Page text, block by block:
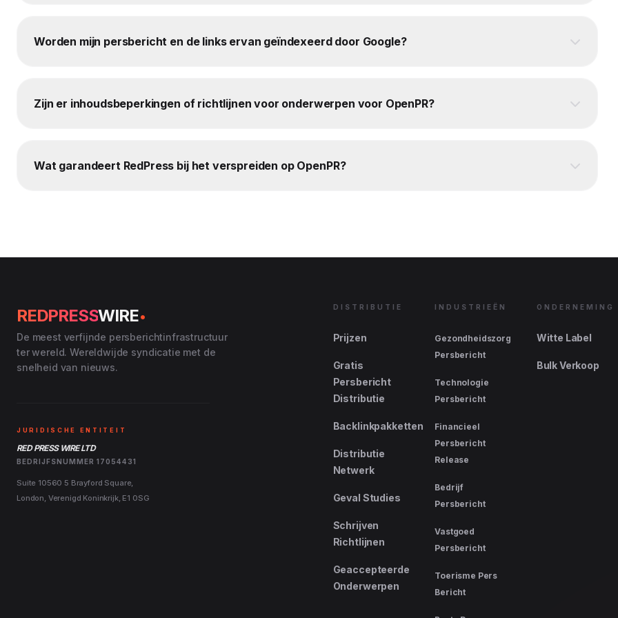
Worden mijn persbericht en de links ervan geïndexeerd door Google?
Zijn er inhoudsbeperkingen of richtlijnen voor onderwerpen voor OpenPR?
Wat garandeert RedPress bij het verspreiden op OpenPR?
REDPRESSWIRE.
De meest verfijnde persberichtinfrastructuur
ter wereld. Wereldwijde syndicatie met de
snelheid van nieuws.
JURIDISCHE ENTITEIT
RED PRESS WIRE LTD
BEDRIJFSNUMMER 17054431
Suite 10560 5 Brayford Square,
London, Verenigd Koninkrijk, E1 0SG
DISTRIBUTIE
Prijzen
Gratis
Persbericht
Distributie
Backlinkpakketten
Distributie
Netwerk
Geval Studies
Schrijven
Richtlijnen
Geaccepteerde
Onderwerpen
INDUSTRIEËN
Gezondheidszorg
Persbericht
Technologie
Persbericht
Financieel
Persbericht
Release
Bedrijf
Persbericht
Vastgoed
Persbericht
Toerisme Pers
Bericht
ONDERNEMING
Witte Label
Bulk Verkoop